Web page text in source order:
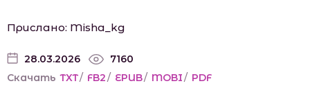
Прислано: Misha_kg
28.03.2026
7160
Скачать TXT/ FB2/ EPUB/ MOBI/ PDF